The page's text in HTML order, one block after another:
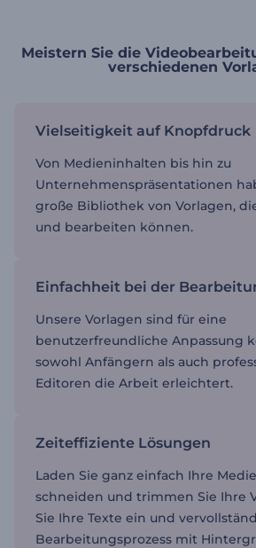
Meistern Sie die
verschiedenen
Vielseitigkeit auf Knopfdruck
Von Medieninhalten bis hin zu
Unternehmenspräsentationen
große Bibliothek von Vorlagen,
und bearbeiten können.
Einfachheit bei der
Unsere Vorlagen sind für eine
benutzerfreundliche Anpassung
sowohl Anfängern als auch
Editoren die Arbeit erleichtert.
Zeiteffiziente Lösungen
Laden Sie ganz einfach Ihre
schneiden und trimmen Sie Ihre
Sie Ihre Texte ein und
Bearbeitungsprozess mit